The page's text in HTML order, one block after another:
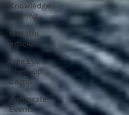
Knowledge
sharing
Marathi
articles
Free Eye
Checkup
Camp
Corporate
Events